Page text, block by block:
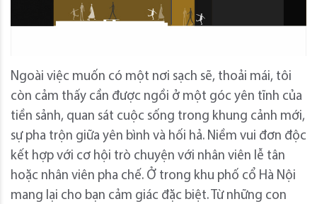
Ngoài việc muốn có một nơi sạch sẽ, thoải mái, tôi
còn cảm thấy cần được ngồi ở một góc yên tĩnh của
tiền sảnh, quan sát cuộc sống trong khung cảnh mới,
sự pha trộn giữa yên bình và hối hả. Niềm vui đơn độc
kết hợp với cơ hội trò chuyện với nhân viên lễ tân
hoặc nhân viên pha chế. Ở trong khu phố cổ Hà Nội
mang lại cho bạn cảm giác đặc biệt. Từ những con